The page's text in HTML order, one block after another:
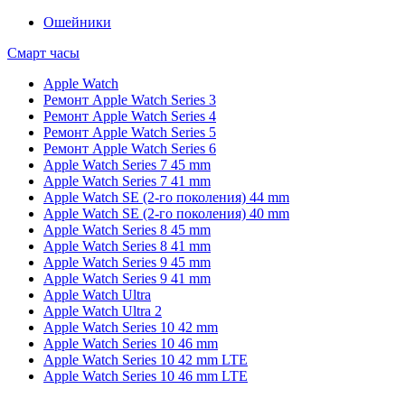
Ошейники
Смарт часы
Apple Watch
Ремонт Apple Watch Series 3
Ремонт Apple Watch Series 4
Ремонт Apple Watch Series 5
Ремонт Apple Watch Series 6
Apple Watch Series 7 45 mm
Apple Watch Series 7 41 mm
Apple Watch SE (2-го поколения) 44 mm
Apple Watch SE (2-го поколения) 40 mm
Apple Watch Series 8 45 mm
Apple Watch Series 8 41 mm
Apple Watch Series 9 45 mm
Apple Watch Series 9 41 mm
Apple Watch Ultra
Apple Watch Ultra 2
Apple Watch Series 10 42 mm
Apple Watch Series 10 46 mm
Apple Watch Series 10 42 mm LTE
Apple Watch Series 10 46 mm LTE